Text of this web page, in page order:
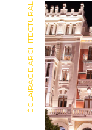
ÉCLAIRAGE ARCHITECTURAL